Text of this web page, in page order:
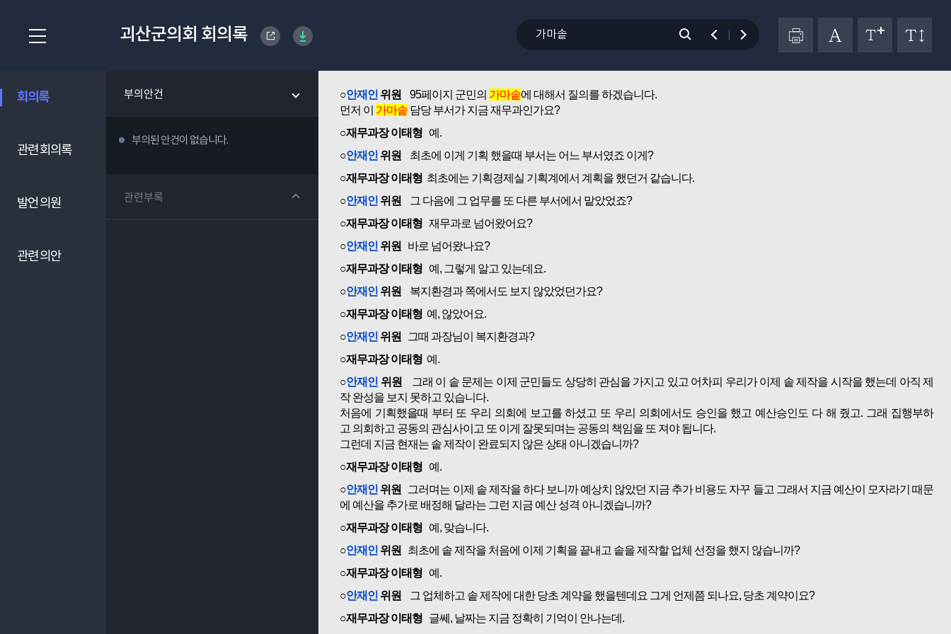
괴산군의회 회의록
회의록 부의안건
부의된 안건이 없습니다.
관련부록
관련 회의록
발언 의원
관련 의안
예, 안재인 위원님 질의하여 주시기 바라겠습니다.
○안재인 위원 95페이지 군민의 가마솥에 대해서 질의를 하겠습니다.
먼저 이 가마솥 담당 부서가 지금 재무과인가요?
○재무과장 이태형 예.
○안재인 위원
최초에 이게 기획 했을때 부서는 어느 부서였죠 이게?
○재무과장 이태형 최초에는 기획경제실 기획계에서 계획을 했던거 같습니다.
○안재인 위원
그 다음에 그 업무를 또 다른 부서에서 맡았었죠?
○재무과장 이태형 재무과로 넘어왔어요?
○안재인 위원
바로 넘어왔나요?
○재무과장 이태형 예, 그렇게 알고 있는데요.
○안재인 위원
복지환경과 쪽에서도 보지 않았었던가요?
○재무과장 이태형 예, 않았어요.
○안재인 위원
그때 과장님이 복지환경과?
○재무과장 이태형 예.
○안재인 위원
그래 이 솥 문제는 이제 군민들도 상당히 관심을 가지고 있고 어차피 우리가 이제 솥 제작을 시작을 했는데 아직 제
작 완성을 보지 못하고 있습니다.
처음에 기획했을때 부터 또 우리 의회에 보고를 하셨고 또 우리 의회에서도 승인을 했고 예산승인도 다 해 줬고. 그래 집행부하
고 의회하고 공동의 관심사이고 또 이게 잘못되며는 공동의 책임을 또 져야 됩니다.
그런데 지금 현재는 솥 제작이 완료되지 않은 상태 아니겠습니까?
○재무과장 이태형 예.
○안재인 위원
그러며는 이제 솥 제작을 하다 보니까 예상치 않았던 지금 추가 비용도 자꾸 들고 그래서 지금 예산이 모자라기 때문
에 예산을 추가로 배정해 달라는 그런 지금 예산 성격 아니겠습니까?
○재무과장 이태형 예, 맞습니다.
○안재인 위원
최초에 솥 제작을 처음에 이제 기획을 끝내고 솥을 제작할 업체 선정을 했지 않습니까?
○재무과장 이태형 예.
○안재인 위원
그 업체하고 솥 제작에 대한 당초 계약을 했을텐데요 그게 언제쯤 되나요, 당초 계약이요?
○재무과장 이태형 글쎄, 날짜는 지금 정확히 기억이 안나는데.